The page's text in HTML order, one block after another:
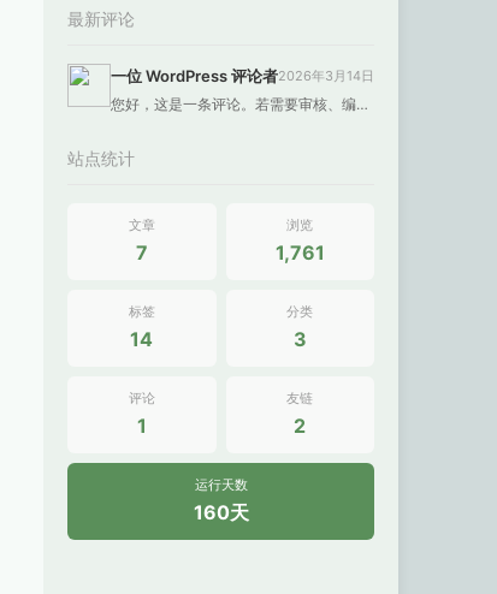
最新评论
一位 WordPress 评论者2026年3月14日
您好，这是一条评论。若需要审核、编辑或删除评论，请访问仪表盘的评论界面。评论者头像来自 Gravatar。
站点统计
文章
7
浏览
1,761
标签
14
分类
3
评论
1
友链
2
运行天数
160天